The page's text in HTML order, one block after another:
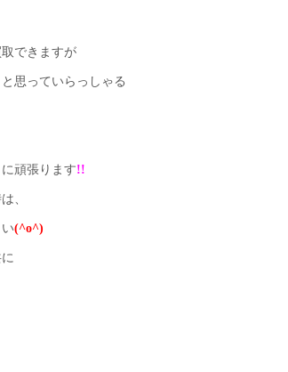
できますが
思っていらっしゃる
頑張ります!!
、
(^o^)